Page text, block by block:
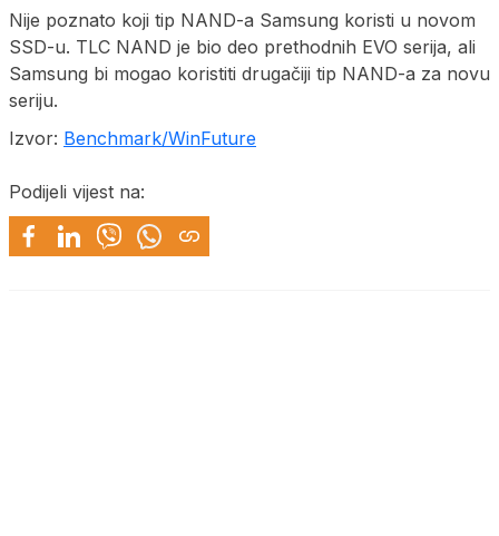
Nije poznato koji tip NAND-a Samsung koristi u novom
SSD-u. TLC NAND je bio deo prethodnih EVO serija, ali
Samsung bi mogao koristiti drugačiji tip NAND-a za novu
seriju.
Izvor: Benchmark/WinFuture
Podijeli vijest na: